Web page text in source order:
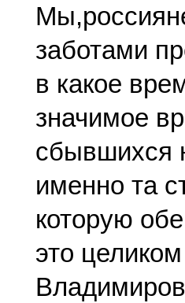
заботами
в какое
значимое
сбывшихся
именно та
которую
это